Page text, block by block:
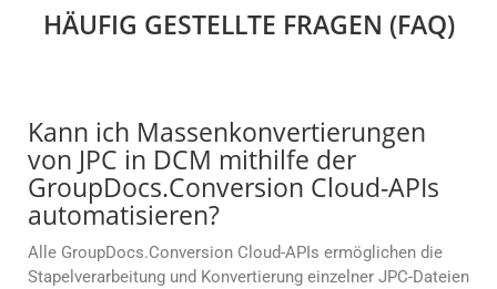
HÄUFIG GESTELLTE FRAGEN (FAQ)
Kann ich Massenkonvertierungen
von JPC in DCM mithilfe der
GroupDocs.Conversion Cloud-APIs
automatisieren?
Alle GroupDocs.Conversion Cloud-APIs ermöglichen die
Stapelverarbeitung und Konvertierung einzelner JPC-Dateien